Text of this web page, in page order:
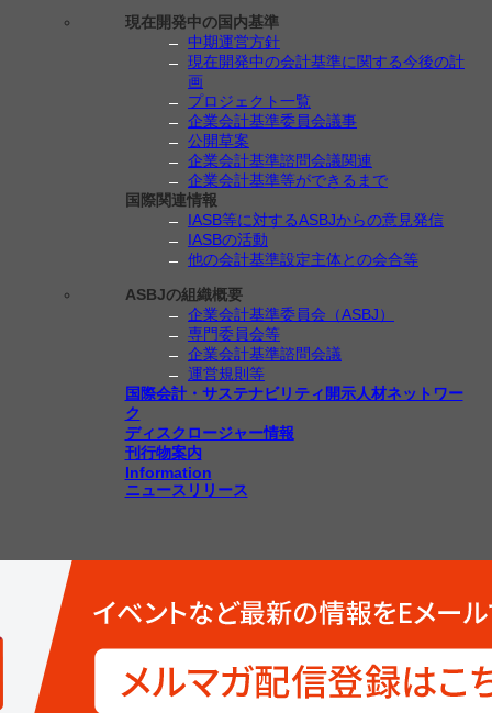
現在開発中の国内基準
中期運営方針
現在開発中の会計基準に関する今後の計
画
プロジェクト一覧
企業会計基準委員会議事
公開草案
企業会計基準諮問会議関連
企業会計基準等ができるまで
国際関連情報
IASB等に対するASBJからの意見発信
IASBの活動
他の会計基準設定主体との会合等
ASBJの組織概要
企業会計基準委員会（ASBJ）
専門委員会等
企業会計基準諮問会議
運営規則等
国際会計・サステナビリティ開示人材ネットワー
ク
ディスクロージャー情報
刊行物案内
Information
ニュースリリース